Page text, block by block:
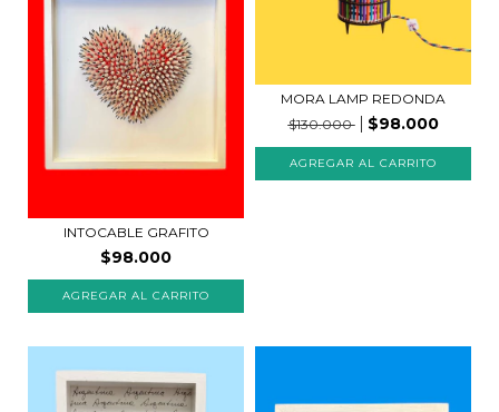
INTOCABLE GRAFITO
$98.000
AGREGAR AL CARRITO
MORA LAMP REDONDA
$130.000
$98.000